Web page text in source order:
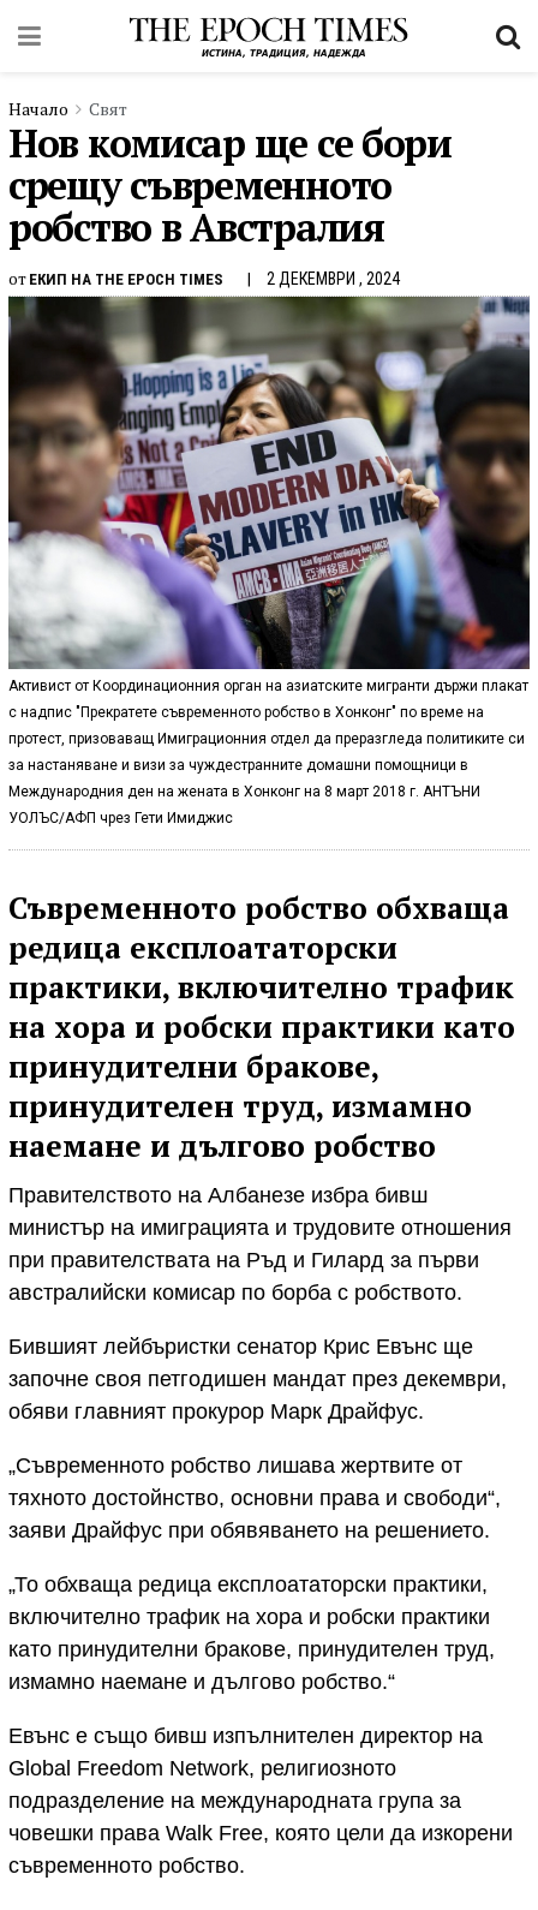
Начало Свят
Нов комисар ще се бори
срещу съвременното
робство в Австралия
от ЕКИП НА THE EPOCH TIMES 2 ДЕКЕМВРИ , 2024
Активист от Координационния орган на азиатските мигранти държи плакат
с надпис "Прекратете съвременното робство в Хонконг" по време на
протест, призоваващ Имиграционния отдел да преразгледа политиките си
за настаняване и визи за чуждестранните домашни помощници в
Международния ден на жената в Хонконг на 8 март 2018 г. АНТЪНИ
УОЛЪС/АФП чрез Гети Имиджис
Съвременното робство обхваща
редица експлоататорски
практики, включително трафик
на хора и робски практики като
принудителни бракове,
принудителен труд, измамно
наемане и дългово робство
Правителството на Албанезе избра бивш
министър на имиграцията и трудовите отношения
при правителствата на Ръд и Гилард за първи
австралийски комисар по борба с робството.
Бившият лейбъристки сенатор Крис Евънс ще
започне своя петгодишен мандат през декември,
обяви главният прокурор Марк Драйфус.
„Съвременното робство лишава жертвите от
тяхното достойнство, основни права и свободи“,
заяви Драйфус при обявяването на решението.
„То обхваща редица експлоататорски практики,
включително трафик на хора и робски практики
като принудителни бракове, принудителен труд,
измамно наемане и дългово робство.“
Евънс е също бивш изпълнителен директор на
Global Freedom Network, религиозното
подразделение на международната група за
човешки права Walk Free, която цели да изкорени
съвременното робство.